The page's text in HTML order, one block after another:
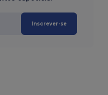
Inscrever-se